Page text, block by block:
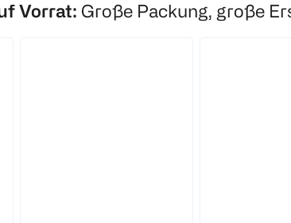
Vorrat: Große Packung, große